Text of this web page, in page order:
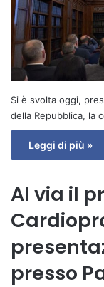
Si è svolta oggi,
della Repubblica, la
Leggi di più »
Al via il
presso